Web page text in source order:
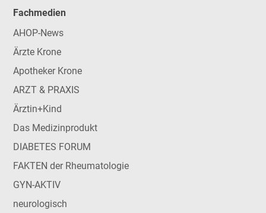
Fachmedien
AHOP-News
Ärzte Krone
Apotheker Krone
ARZT & PRAXIS
Ärztin+Kind
Das Medizinprodukt
DIABETES FORUM
FAKTEN der Rheumatologie
GYN-AKTIV
neurologisch